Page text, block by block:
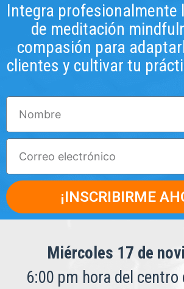
Integra profesionalmente
de meditación
compasión para
clientes y cultivar tu
¡INSCRIBIRME
Miércoles 17 de
6:00 pm hora del centro